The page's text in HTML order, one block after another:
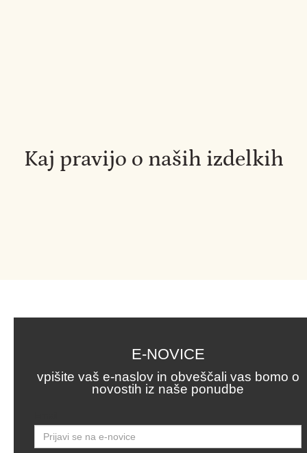
Kaj pravijo o naših izdelkih
E-NOVICE
vpišite vaš e-naslov in obveščali vas bomo o
novostih iz naše ponudbe